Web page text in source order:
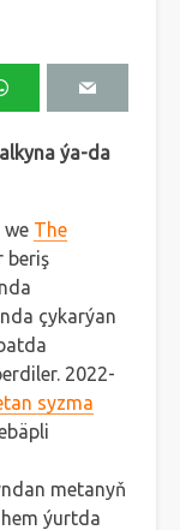
ýa-da
we The
beriş
çykarýan
2022-
syzma
metanyň
ýurtda